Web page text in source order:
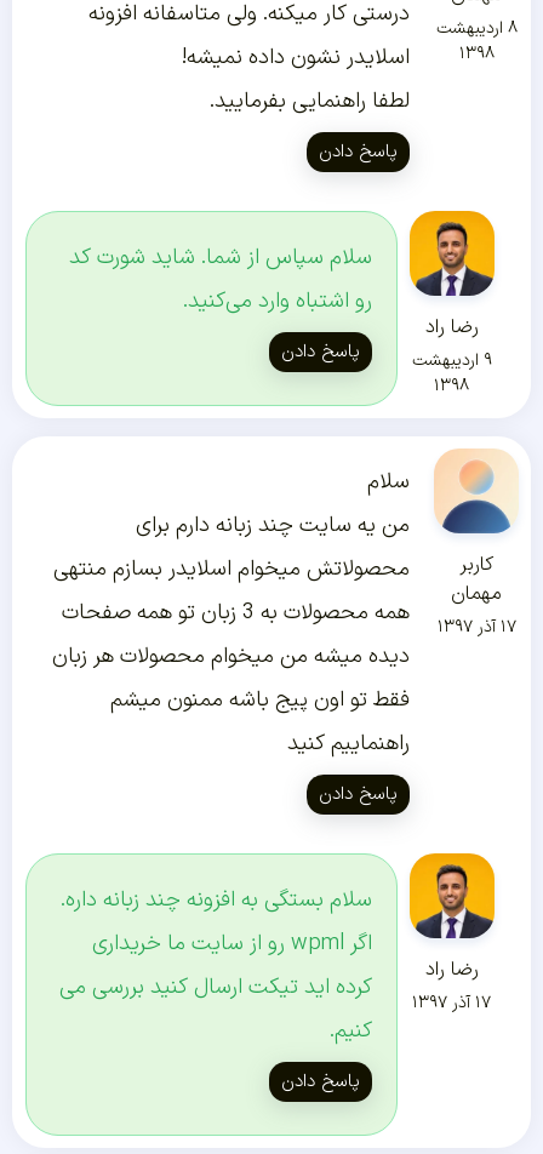
۸ اردیبهشت
۱۳۹۸
درستی کار میکنه. ولی متاسفانه افزونه
اسلایدر نشون داده نمیشه!
لطفا راهنمایی بفرمایید.
پاسخ دادن
رضا راد
۹ اردیبهشت
۱۳۹۸
سلام سپاس از شما. شاید شورت کد
رو اشتباه وارد می‌کنید.
پاسخ دادن
کاربر
مهمان
۱۷ آذر ۱۳۹۷
سلام
من یه سایت چند زبانه دارم برای
محصولاتش میخوام اسلایدر بسازم منتهی
همه محصولات به 3 زبان تو همه صفحات
دیده میشه من میخوام محصولات هر زبان
فقط تو اون پیج باشه ممنون میشم
راهنماییم کنید
پاسخ دادن
رضا راد
۱۷ آذر ۱۳۹۷
سلام بستگی به افزونه چند زبانه داره.
اگر wpml رو از سایت ما خریداری
کرده اید تیکت ارسال کنید بررسی می
کنیم.
پاسخ دادن